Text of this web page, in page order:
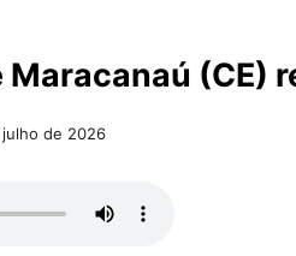
Maracanaú (CE)
julho de 2026